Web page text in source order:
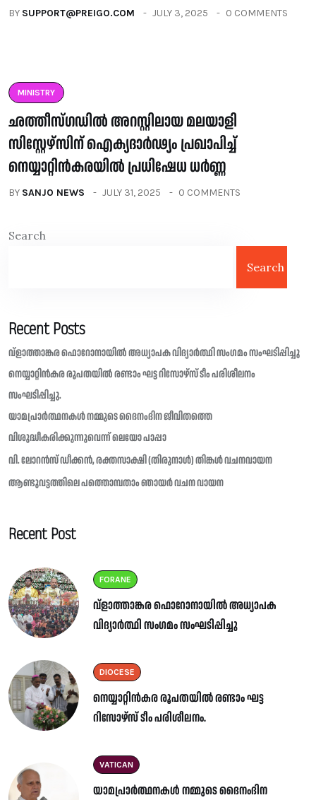
BY SUPPORT@PREIGO.COM JULY 3, 2025 0 COMMENTS
MINISTRY
ഛത്തീസ്ഗഡിൽ അറസ്റ്റിലായ മലയാളി
സിസ്റ്റേഴ്‍സിന് ഐക്യദാർഢ്യം പ്രഖാപിച്ച്
നെയ്യാറ്റിൻകരയിൽ പ്രധിഷേധ ധർണ്ണ ‌
BY SANJO NEWS JULY 31, 2025 0 COMMENTS
Search
Search
Recent Posts
വ്ളാത്താങ്കര ഫൊറോനായിൽ അധ്യാപക വിദ്യാർത്ഥി സംഗമം സംഘടിപ്പിച്ചു
നെയ്യാറ്റിൻകര രൂപതയിൽ രണ്ടാം ഘട്ട റിസോഴ്സ് ടീം പരിശീലനം
സംഘടിപ്പിച്ചു.
യാമപ്രാർത്ഥനകൾ നമ്മുടെ ദൈനംദിന ജീവിതത്തെ
വിശുദ്ധീകരിക്കുന്നുവെന്ന് ലെയോ പാപ്പാ
വി. ലോറൻസ് ഡീക്കൻ, രക്തസാക്ഷി (തിരുനാൾ) തിങ്കൾ വചനവായന
ആണ്ടുവട്ടത്തിലെ പത്തൊമ്പതാം ഞായർ വചന വായന
Recent Post
FORANE
വ്ളാത്താങ്കര ഫൊറോനായിൽ അധ്യാപക
വിദ്യാർത്ഥി സംഗമം സംഘടിപ്പിച്ചു
DIOCESE
നെയ്യാറ്റിൻകര രൂപതയിൽ രണ്ടാം ഘട്ട
റിസോഴ്സ് ടീം പരിശീലനം.
VATICAN
യാമപ്രാർത്ഥനകൾ നമ്മുടെ ദൈനംദിന